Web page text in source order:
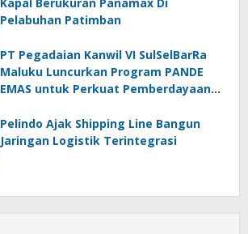
Kapal Berukuran Panamax Di
Pelabuhan Patimban
PT Pegadaian Kanwil VI SulSelBarRa
Maluku Luncurkan Program PANDE
EMAS untuk Perkuat Pemberdayaan
Pelindo Ajak Shipping Line Bangun
Jaringan Logistik Terintegrasi